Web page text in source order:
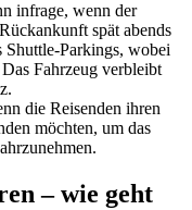
infrage, wenn der
spät abends
Parkings, wobei
Fahrzeug verbleibt
die Reisenden ihren
möchten, um das
– wie geht